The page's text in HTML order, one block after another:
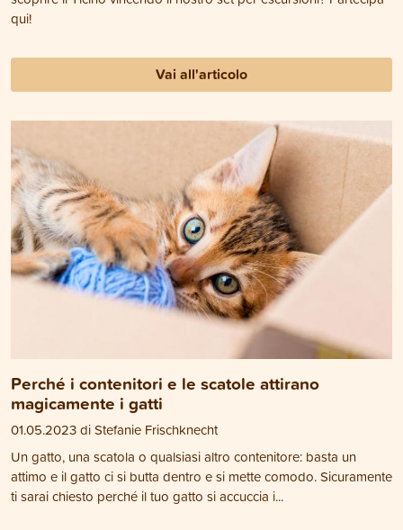
qui!
Vai all'articolo
Perché i contenitori e le scatole attirano
magicamente i gatti
01.05.2023 di Stefanie Frischknecht
Un gatto, una scatola o qualsiasi altro contenitore: basta un
attimo e il gatto ci si butta dentro e si mette comodo. Sicuramente
ti sarai chiesto perché il tuo gatto si accuccia i...